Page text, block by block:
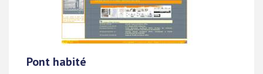
Pont habité